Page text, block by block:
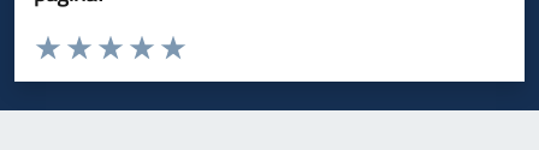
Valuta da 1 a 5 stelle la pagina
Valuta 5 stelle su 5
Valuta 4 stelle su 5
Valuta 3 stelle su 5
Valuta 2 stelle su 5
Valuta 1 stelle su 5